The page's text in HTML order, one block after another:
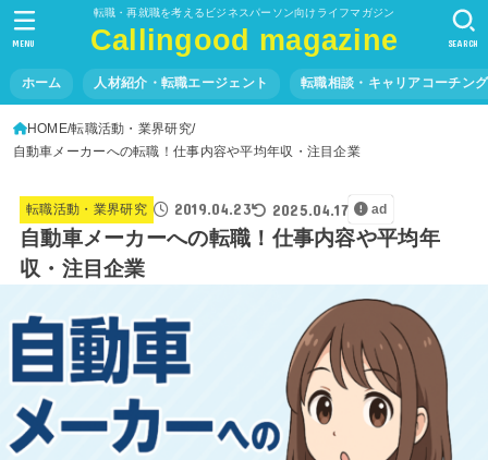
転職・再就職を考えるビジネスパーソン向けライフマガジン
Callingood magazine
ホーム 人材紹介・転職エージェント 転職相談・キャリアコーチング
SEARCH
MENU
HOME 転職活動・業界研究
自動車メーカーへの転職！仕事内容や平均年収・注目企業
転職活動・業界研究 2019.04.23 2025.04.17 ad
自動車メーカーへの転職！仕事内容や平均年
収・注目企業